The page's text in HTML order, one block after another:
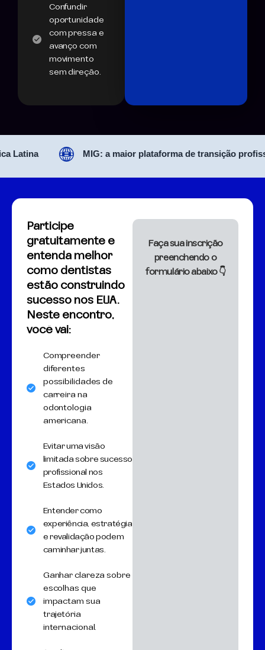
Confundir
oportunidade
com pressa e
avanço com
movimento
sem direção.
MIG: a maior plataforma de transição
Participe
gratuitamente e
entenda melhor
como dentistas
estão construindo
sucesso nos EUA.
Neste encontro,
você vai:
Compreender
diferentes
possibilidades de
carreira na
odontologia
americana.
Evitar uma visão
limitada sobre sucesso
profissional nos
Estados Unidos.
Entender como
experiência, estratégia
e revalidação podem
caminhar juntas.
Ganhar clareza sobre
escolhas que
impactam sua
trajetória
internacional.
Faça sua inscrição
preenchendo o
formulário abaixo 👇